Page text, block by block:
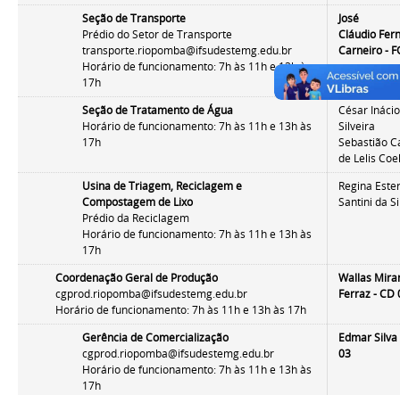
Seção de Transporte
Prédio do Setor de Transporte
transporte.riopomba@ifsudestemg.edu.br
Horário de funcionamento: 7h às 11h e 13h às
17h
José
Cláudio
Carneiro-
Seção de Tratamento de Água
Horário de funcionamento: 7h às 11h e 13h às
17h
César
Silveira
Sebastião
de Lelis
Usina de Triagem, Reciclagem e
Compostagem de Lixo
Prédio da Reciclagem
Horário de funcionamento: 7h às 11h e 13h às
17h
Regina
Santini da
Coordenação Geral de Produção
cgprod.riopomba@ifsudestemg.edu.br
Horário de funcionamento: 7h às 11h e 13h às 17h
Wallas
Ferraz - CD
Gerência de Comercialização
cgprod.riopomba@ifsudestemg.edu.br
Horário de funcionamento: 7h às 11h e 13h às
17h
Edmar Silva
03